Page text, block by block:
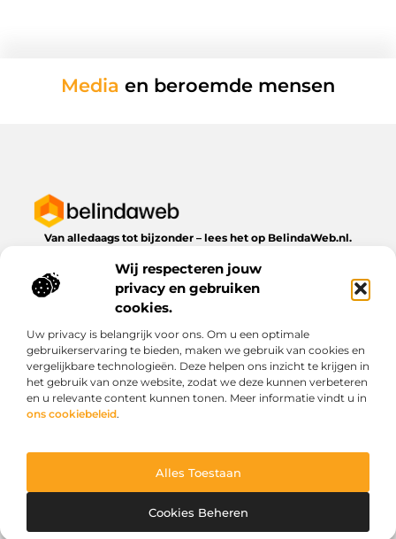
Wij respecteren jouw
privacy en gebruiken
cookies.
Uw privacy is belangrijk voor ons. Om u een optimale
gebruikerservaring te bieden, maken we gebruik van cookies en
vergelijkbare technologieën. Deze helpen ons inzicht te krijgen in
het gebruik van onze website, zodat we deze kunnen verbeteren
en u relevante content kunnen tonen. Meer informatie vindt u in
ons cookiebeleid.
Alles Toestaan
Cookies Beheren
Media en beroemde mensen
Van alledaags tot bijzonder – lees het op BelindaWeb.nl.
dagelijks leven te bieden heeft.
Bericht categorie
Onze informatie
Cookiebeleid (EU)
@2025 www.belindaweb.nl. All Right Reserved.